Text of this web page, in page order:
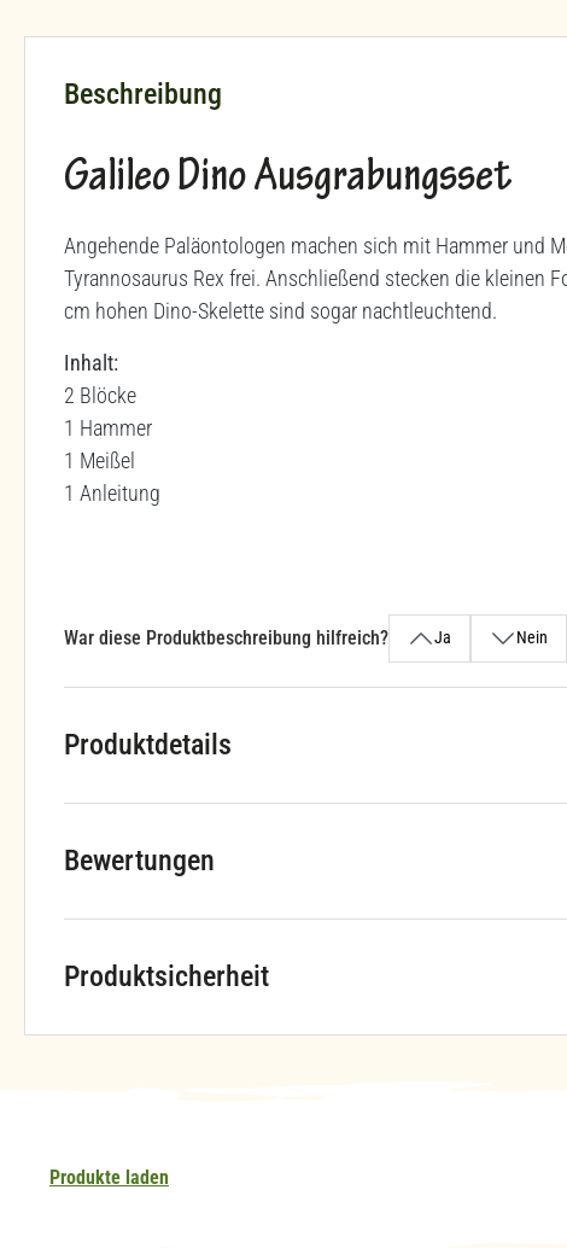
Beschreibung
Galileo Dino Ausgrabungsset
Angehende Paläontologen machen sich mit Hammer und
Tyrannosaurus Rex frei. Anschließend stecken die kleinen
cm hohen Dino-Skelette sind sogar nachtleuchtend.
Inhalt:
2 Blöcke
1 Hammer
1 Meißel
1 Anleitung
War diese Produktbeschreibung hilfreich? Ja Nein
Produktdetails
Bewertungen
Produktsicherheit
Produkte laden